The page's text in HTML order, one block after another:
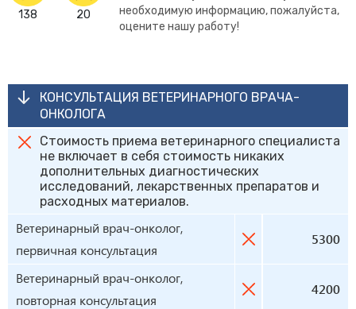
138 20
необходимую информацию, пожалуйста,
оцените нашу работу!
КОНСУЛЬТАЦИЯ ВЕТЕРИНАРНОГО ВРАЧА-
ОНКОЛОГА
Стоимость приема ветеринарного специалиста
не включает в себя стоимость никаких
дополнительных диагностических
исследований, лекарственных препаратов и
расходных материалов.
Ветеринарный врач-онколог,
первичная консультация
5300
Ветеринарный врач-онколог,
повторная консультация
4200